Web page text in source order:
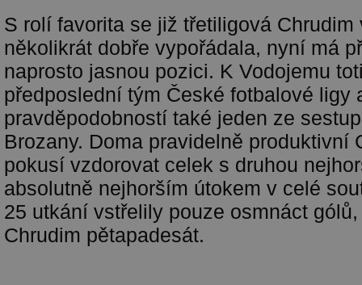
S rolí favorita se již třetiligová
několikrát dobře vypořádala, nyní má
naprosto jasnou pozici. K Vodojemu
předposlední tým České fotbalové ligy
pravděpodobností také jeden ze
Brozany. Doma pravidelně produktivní
pokusí vzdorovat celek s druhou
absolutně nejhorším útokem v celé
25 utkání vstřelily pouze osmnáct
Chrudim pětapadesát.